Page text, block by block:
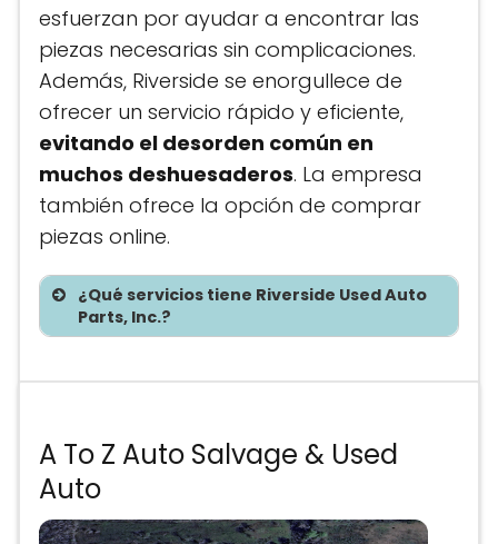
esfuerzan por ayudar a encontrar las
piezas necesarias sin complicaciones.
Además, Riverside se enorgullece de
ofrecer un servicio rápido y eficiente,
evitando el desorden común en
muchos deshuesaderos. La empresa
también ofrece la opción de comprar
piezas online.
¿Qué servicios tiene Riverside Used Auto
Parts, Inc.?
A To Z Auto Salvage & Used
Auto